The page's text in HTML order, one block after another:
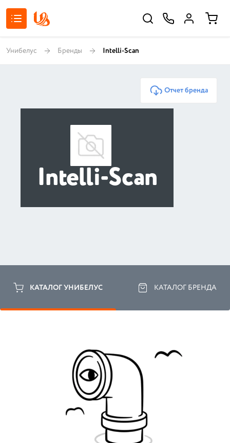
Унибелус Бренды Intelli-Scan
Отчет бренда
Intelli-Scan
КАТАЛОГ УНИБЕЛУС КАТАЛОГ БРЕНДА